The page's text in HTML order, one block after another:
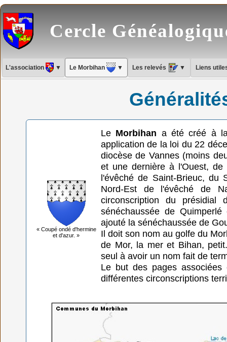
Cercle
L'association ▼ Le Morbihan ▼ Les relevés ▼ Liens
« Coupé ondé d'hermine
et d'azur. »
Le Morbihan a été créé à
application de la loi du 22
diocèse de Vannes (moins
et une dernière à l'Ouest,
l'évêché de Saint-Brieuc, du
Nord-Est de l'évêché de
circonscription du
sénéchaussée de
ajouté la sénéchaussée de
Il doit son nom au golfe du
de Mor, la mer et Bihan,
seul à avoir un nom fait de
Le but des pages
différentes circonscriptions